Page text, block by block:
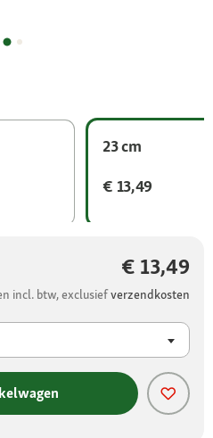
23 cm
€ 13,49
€ 13,49
incl. btw, exclusiefverzendkosten